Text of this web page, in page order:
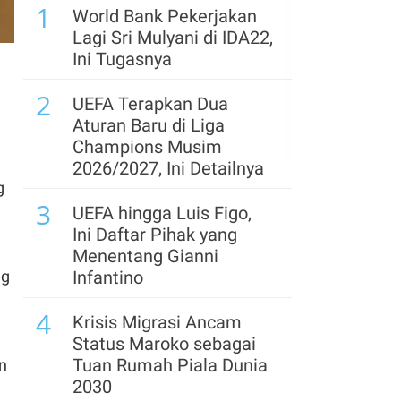
6
Waskita Karya (WSKT)
Catat Rugi Rp 1,91 Triliun
per Semester I 2026
7
Pemegang Saham
Sentul City (BKSL) Jual
1,32 Miliar Saham Saat
8
IHSG Berpeluang Uji
Level 6.400, Simak
Rekomendasi Saham
BACH
Iran Berpotensi
Kendalikan Selat
1
World Bank Pekerjakan
Lagi Sri Mulyani di IDA22,
Ini Tugasnya
2
UEFA Terapkan Dua
Aturan Baru di Liga
Champions Musim
2026/2027, Ini Detailnya
3
UEFA hingga Luis Figo,
Ini Daftar Pihak yang
Menentang Gianni
Infantino
4
Krisis Migrasi Ancam
Status Maroko sebagai
Tuan Rumah Piala Dunia
2030